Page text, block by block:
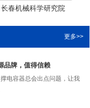
长春机械科学研究院
更多>>
品牌，值得信赖
电容器总会出点问题，让我